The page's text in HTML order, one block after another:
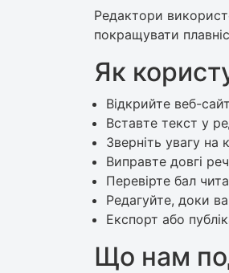
Редактори
покращувати
Як
Відкрийте веб-
Вставте текст у
Зверніть увагу на
Виправте довгі
Перевірте бал
Редагуйте, доки
Експорт або
Що нам